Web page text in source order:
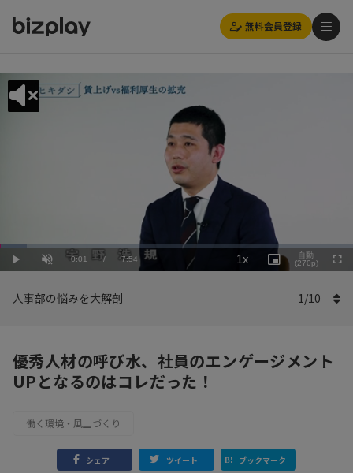
無料会員登録
Play UnmuteCurrent
0:01 / Duration
7:54
Loaded:
7.60%
1x
Rate
Picture-
in-
自動
(270p)
人事部の悩みを大解剖 1/10
優秀人材の呼び水、社員のエンゲージメント
UPとなるのはコレだった！
働く環境・風土づくり
シェア ツイート ブックマーク